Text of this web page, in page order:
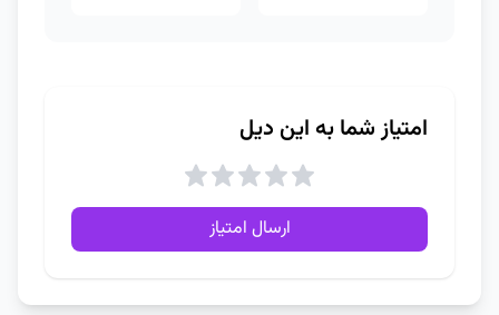
امتیاز شما به این دیل
ارسال امتیاز